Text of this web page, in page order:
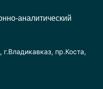
аналитический
пр.Коста,